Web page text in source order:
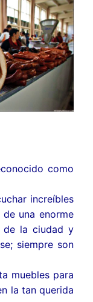
como
increíbles
una enorme
de la ciudad y
siempre son
muebles para
la tan querida